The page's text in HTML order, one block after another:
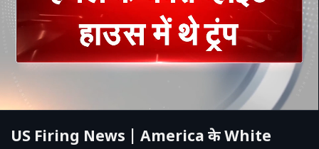
US Firing News | America के White